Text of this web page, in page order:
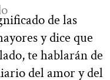
de las
y dice que
te hablarán de
del amor y del